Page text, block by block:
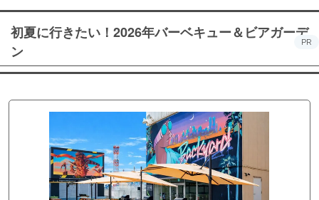
初夏に行きたい！2026年バーベキュー＆ビアガーデ
ン
PR